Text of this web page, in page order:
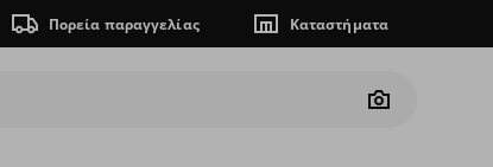
Πορεία παραγγελίας Καταστήματα
Camera